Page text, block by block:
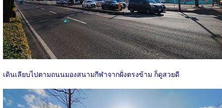
เดินเลียบไปตามถนนมองสนามกีฬาจากฝั่งตรงข้าม ก็ดูสวยดี